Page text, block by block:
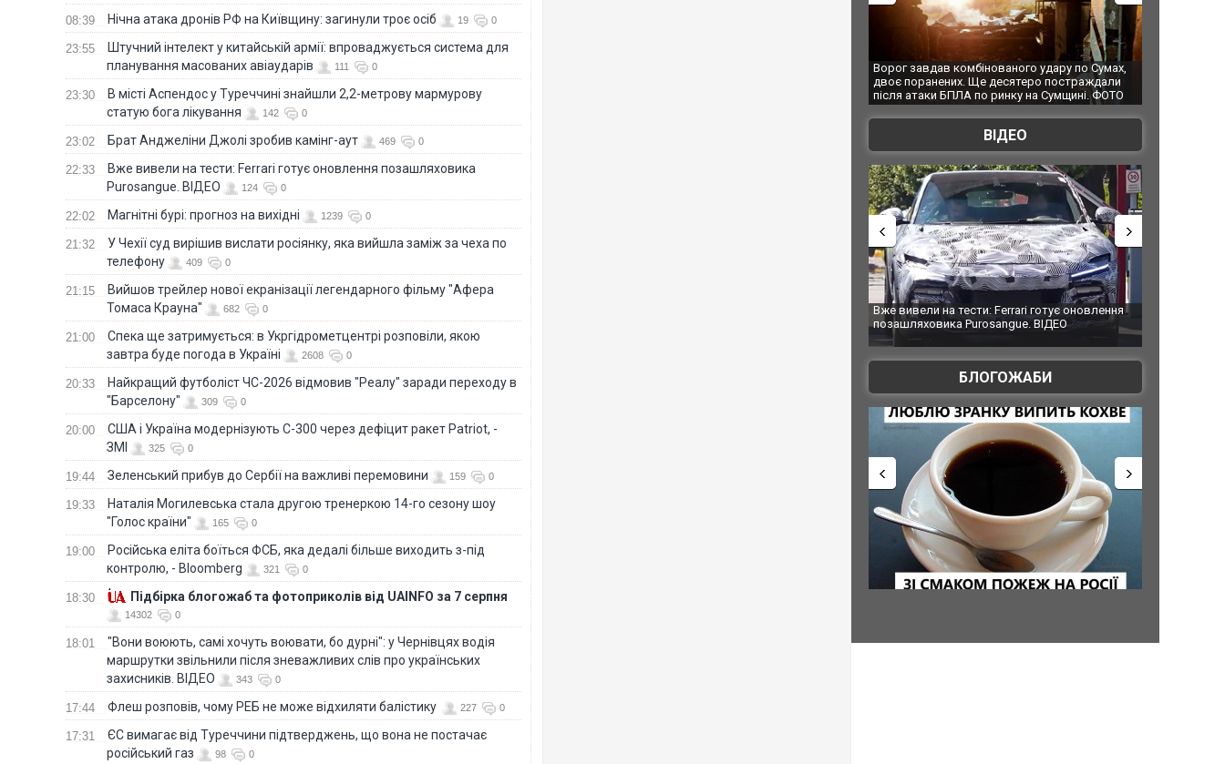
08:39 Нічна атака дронів РФ на Київщину: загинули троє осіб 19 0
23:55
Штучний інтелект у китайській армії: впроваджується система для
планування масованих авіаударів
111 0
23:30
В місті Аспендос у Туреччині знайшли 2,2-метрову мармурову
статую бога лікування
142 0
23:02 Брат Анджеліни Джолі зробив камінг-аут 469 0
22:33
Вже вивели на тести: Ferrari готує оновлення позашляховика
Purosangue. ВІДЕО
124 0
22:02 Магнітні бурі: прогноз на вихідні 1239 0
21:32
У Чехії суд вирішив вислати росіянку, яка вийшла заміж за чеха по
телефону
409 0
21:15
Вийшов трейлер нової екранізації легендарного фільму "Афера
Томаса Крауна"
682 0
21:00
Спека ще затримується: в Укргідрометцентрі розповіли, якою
завтра буде погода в Україні
2608 0
20:33
Найкращий футболіст ЧС-2026 відмовив "Реалу" заради переходу в
"Барселону"
309 0
20:00
США і Україна модернізують С-300 через дефіцит ракет Patriot, -
ЗМІ
325 0
19:44 Зеленський прибув до Сербії на важливі перемовини 159 0
19:33
Наталія Могилевська стала другою тренеркою 14-го сезону шоу
"Голос країни"
165 0
19:00
Російська еліта боїться ФСБ, яка дедалі більше виходить з-під
контролю, - Bloomberg
321 0
18:30 Підбірка блогожаб та фотоприколів від UAINFO за 7 серпня
14302 0
18:01
"Вони воюють, самі хочуть воювати, бо дурні": у Чернівцях водія
маршрутки звільнили після зневажливих слів про українських
захисників. ВІДЕО
343 0
17:44 Флеш розповів, чому РЕБ не може відхиляти балістику 227 0
17:31
ЄС вимагає від Туреччини підтверджень, що вона не постачає
російський газ
98 0
Ворог завдав комбінованого удару по Сумах,
двоє поранених. Ще десятеро постраждали
після атаки БПЛА по ринку на Сумщині. ФОТО
За 2000 кілометрів від
Єкатеринбурзі після атаки
склад Wildberries. ФОТО. ВІДЕО
ВІДЕО
Вже вивели на тести: Ferrari готує оновлення
позашляховика Purosangue. ВІДЕО
Вийшов трейлер нової
фільму "Афера Томаса Крауна"
БЛОГОЖАБИ